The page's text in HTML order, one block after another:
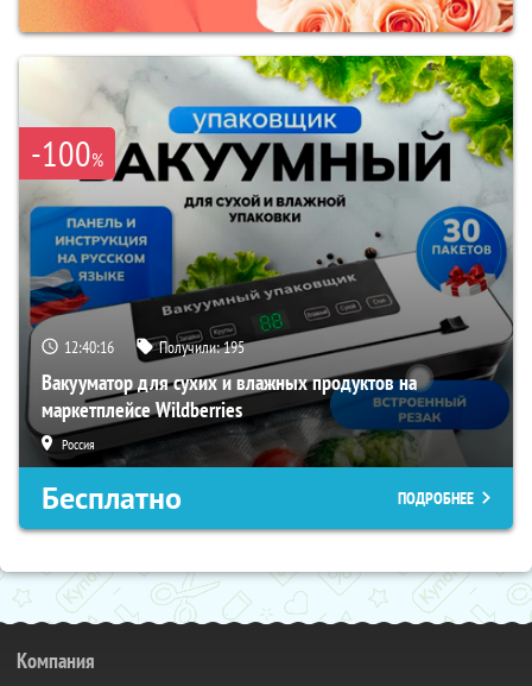
-100%
12:40:16 Получили:195
Вакууматор для сухих и влажных продуктов на
маркетплейсе Wildberries
Россия
Бесплатно ПОДРОБНЕЕ
Компания